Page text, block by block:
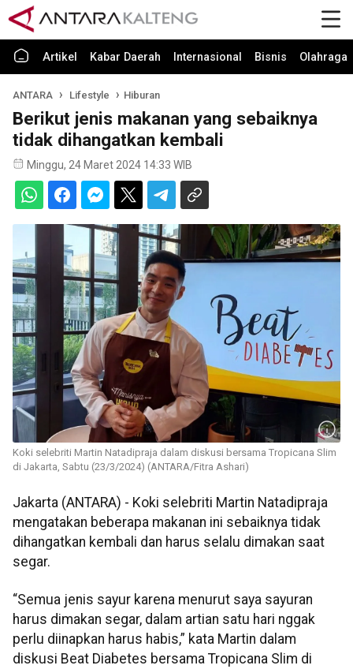
Artikel Kabar Daerah Internasional Bisnis Olahraga
ANTARA Lifestyle Hiburan
Berikut jenis makanan yang sebaiknya
tidak dihangatkan kembali
Minggu, 24 Maret 2024 14:33 WIB
Koki selebriti Martin Natadipraja dalam diskusi bersama Tropicana Slim
di Jakarta, Sabtu (23/3/2024) (ANTARA/Fitra Ashari)
Jakarta (ANTARA) - Koki selebriti Martin Natadipraja
mengatakan beberapa makanan ini sebaiknya tidak
dihangatkan kembali dan harus selalu dimakan saat
segar.
“Semua jenis sayur karena menurut saya sayuran
harus dimakan segar, dalam artian satu hari nggak
perlu diinapkan harus habis,” kata Martin dalam
diskusi Beat Diabetes bersama Tropicana Slim di